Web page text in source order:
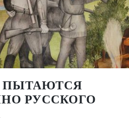
ПЫТАЮТСЯ
РУССКОГО